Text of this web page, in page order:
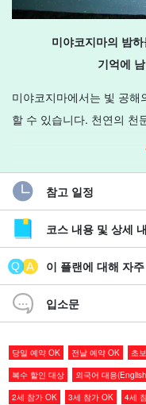
미야코지마의 밤
기억에
미야코지마에서는 빛 공
할 수 있습니다. 천연의 천
별을 감상해 보는 것은 어
미야코지마는 4월~10월말
'오리온자리', 그리고 일본
는 흔치 않은 장소이다!
추천 포인트
◆
촬영 데이터는 추후 메일
남십자성 등 귀중한 별
◆당일 예약 OK!빈손으
참고 일정
코스 내용 및 상세
이 플랜에 대해 자
입소문
당일 예약 OK 전날 예약 OK 초
복수 할인 대상
외국어 대응
2세 참가 OK
3세 참가 OK 4세